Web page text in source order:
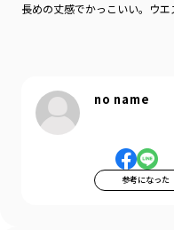
長めの丈感でかっこいい。ウ
no name
参考になった